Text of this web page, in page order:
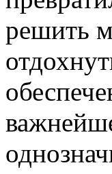
решить